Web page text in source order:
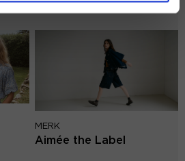
MERK
Aimée the Label